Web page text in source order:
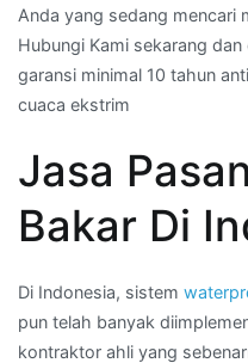
–
hubungi
Kami
waterproofing
aspal
di
Daerah
SAMARINDA
Anda yang sedang mencari
Hubungi Kami sekarang
garansi minimal 10 tahun
cuaca ekstrim
Jasa
Bakar Di
Di Indonesia, sistem
pun telah banyak
kontraktor ahli yang